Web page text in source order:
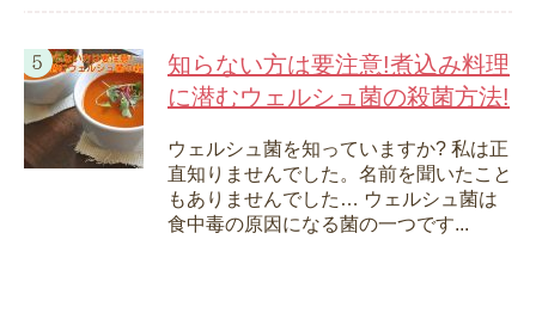
知らない方は要注意!煮込み料理
に潜むウェルシュ菌の殺菌方法!
ウェルシュ菌を知っていますか? 私は正
直知りませんでした。名前を聞いたこと
もありませんでした… ウェルシュ菌は
食中毒の原因になる菌の一つです...